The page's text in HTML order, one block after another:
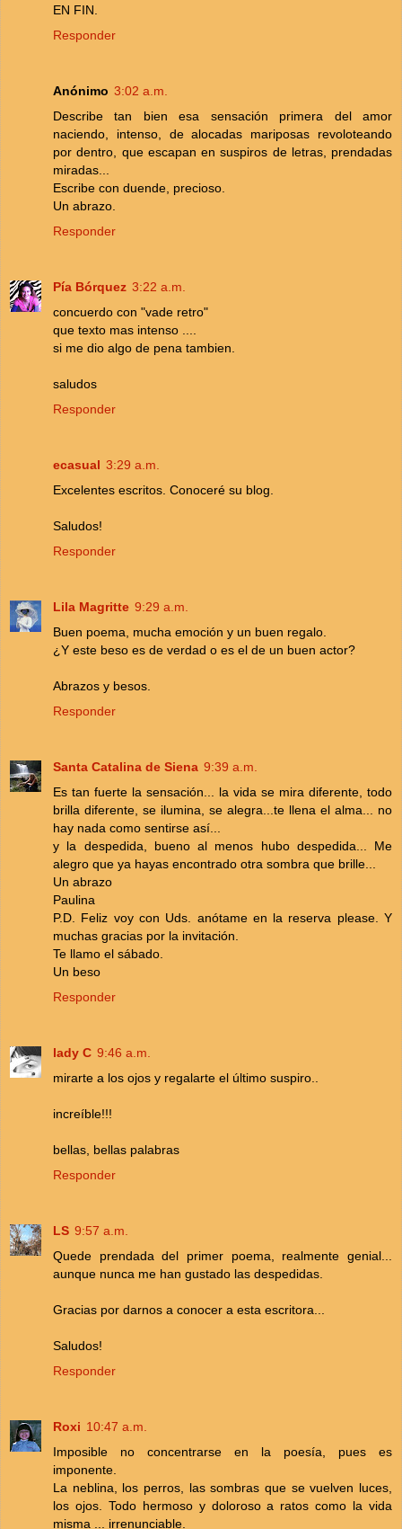
EN FIN.
Responder
Anónimo 3:02 a.m.
Describe tan bien esa sensación primera del amor
naciendo, intenso, de alocadas mariposas revoloteando
por dentro, que escapan en suspiros de letras, prendadas
miradas...
Escribe con duende, precioso.
Un abrazo.
Responder
Pía Bórquez 3:22 a.m.
concuerdo con "vade retro"
que texto mas intenso ....
si me dio algo de pena tambien.
saludos
Responder
ecasual 3:29 a.m.
Excelentes escritos. Conoceré su blog.
Saludos!
Responder
Lila Magritte 9:29 a.m.
Buen poema, mucha emoción y un buen regalo.
¿Y este beso es de verdad o es el de un buen actor?
Abrazos y besos.
Responder
Santa Catalina de Siena 9:39 a.m.
Es tan fuerte la sensación... la vida se mira diferente, todo
brilla diferente, se ilumina, se alegra...te llena el alma... no
hay nada como sentirse así...
y la despedida, bueno al menos hubo despedida... Me
alegro que ya hayas encontrado otra sombra que brille...
Un abrazo
Paulina
P.D. Feliz voy con Uds. anótame en la reserva please. Y
muchas gracias por la invitación.
Te llamo el sábado.
Un beso
Responder
lady C 9:46 a.m.
mirarte a los ojos y regalarte el último suspiro..
increíble!!!
bellas, bellas palabras
Responder
LS 9:57 a.m.
Quede prendada del primer poema, realmente genial...
aunque nunca me han gustado las despedidas.
Gracias por darnos a conocer a esta escritora...
Saludos!
Responder
Roxi 10:47 a.m.
Imposible no concentrarse en la poesía, pues es
imponente.
La neblina, los perros, las sombras que se vuelven luces,
los ojos. Todo hermoso y doloroso a ratos como la vida
misma ... irrenunciable.